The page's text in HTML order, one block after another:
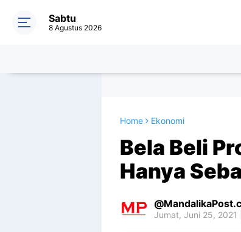
Sabtu
8 Agustus 2026
Home Ekonomi
Bela Beli
Hanya
Jumat, Juni 25, 2021